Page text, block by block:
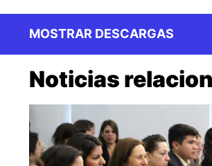
MOSTRAR DESCARGAS
Noticias